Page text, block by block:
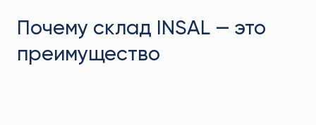
Почему склад INSAL — это
преимущество